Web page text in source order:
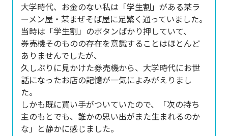
大学時代、お金のない私は「学生割」がある某ラ
ーメン屋・某まぜそば屋に足繁く通っていました。
当時は「学生割」のボタンばかり押していて、
券売機そのものの存在を意識することはほとんど
ありませんでしたが、
久しぶりに見かけた券売機から、大学時代にお世
話になったお店の記憶が一気によみがえりまし
た。
しかも既に買い手がついていたので、「次の持ち
主のもとでも、誰かの思い出がまた生まれるのか
な」と静かに感じました。